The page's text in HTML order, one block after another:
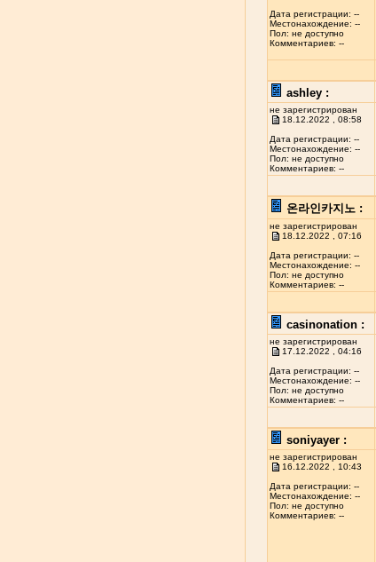
Дата регистрации: --
Местонахождение: --
Пол: не доступно
Комментариев: --
ashley :
не зарегистрирован
18.12.2022 , 08:58
Дата регистрации: --
Местонахождение: --
Пол: не доступно
Комментариев: --
온라인카지노 :
не зарегистрирован
18.12.2022 , 07:16
Дата регистрации: --
Местонахождение: --
Пол: не доступно
Комментариев: --
casinonation :
не зарегистрирован
17.12.2022 , 04:16
Дата регистрации: --
Местонахождение: --
Пол: не доступно
Комментариев: --
soniyayer :
не зарегистрирован
16.12.2022 , 10:43
Дата регистрации: --
Местонахождение: --
Пол: не доступно
Комментариев: --